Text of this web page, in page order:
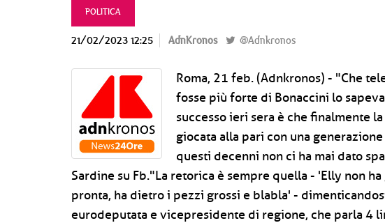
POLITICA
21/02/2023 12:25 AdnKronos @Adnkronos
Roma, 21 feb. (Adnkronos) - "Che
fosse più forte di Bonaccini lo
successo ieri sera è che finalmente
giocata alla pari con una
questi decenni non ci ha mai dato
Sardine su Fb."La retorica è sempre quella - 'Elly non
pronta, ha dietro i pezzi grossi e blabla' -
eurodeputata e vicepresidente di regione, che parla 4